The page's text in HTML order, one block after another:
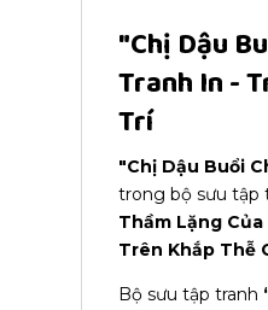
"Chị Dậu
Tranh In -
Trí
"Chị Dậu Buổi
trong bộ sưu tập
Thầm Lặng
Trên Khắp Thễ
Bộ sưu tập tranh